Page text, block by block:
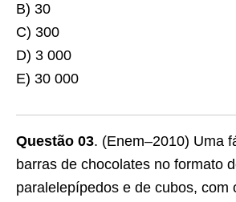
B) 30
C) 300
D) 3 000
E) 30 000
Questão 03. (Enem–2010) Uma
barras de chocolates no formato
paralelepípedos e de cubos, com